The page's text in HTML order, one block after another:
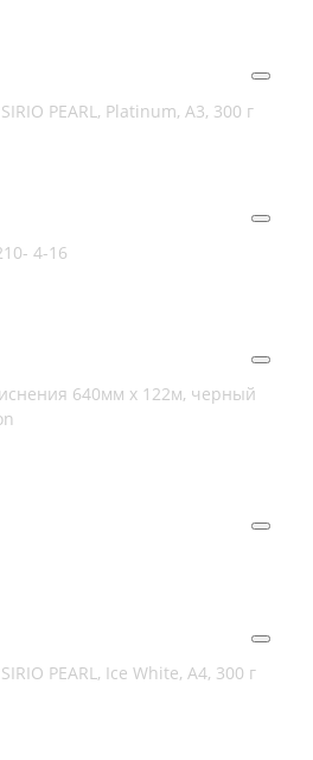
PEARL, Platinum, А3, 300 г
4-16
640мм х 122м, черный
PEARL, Ice White, А4, 300 г